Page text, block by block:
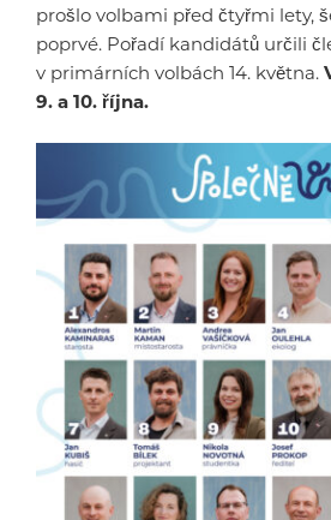
prošlo volbami před čtyřmi lety,
poprvé. Pořadí kandidátů určili
v primárních volbách 14. května.
9. a 10. října.